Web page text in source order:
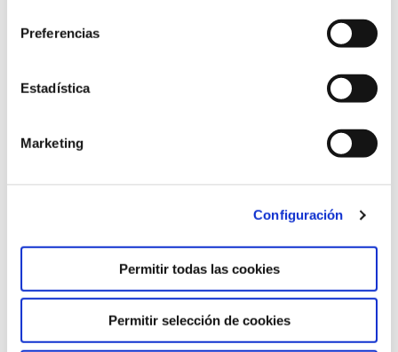
Preferencias
Estadística
Marketing
Configuración
Permitir todas las cookies
Permitir selección de cookies
Duración:
Catalán
Fechas:
del 25/10/2027 al 30/10/2028